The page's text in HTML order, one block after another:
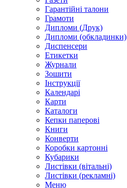
Гарантійні талони
Грамоти
Дипломи (Друк)
Дипломи (обкладинки)
Диспенсери
Етикетки
Журнали
Зошити
Інструкції
Календарі
Карти
Каталоги
Кепки паперові
Книги
Конверти
Коробки картонні
Кубарики
Листівки (вітальні)
Листівки (рекламні)
Меню